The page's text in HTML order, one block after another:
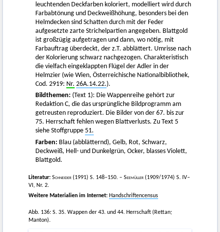
leuchtenden Deckfarben koloriert, modelliert wird durch
Farbabtönung und Deckweißhöhung, besonders bei den
Helmdecken sind Schatten durch mit der Feder
aufgesetzte zarte Strichelpartien angegeben. Blattgold
ist großzügig aufgetragen und dann, wo nötig, mit
Farbauftrag überdeckt, der z.T. abblättert. Umrisse nach
der Kolorierung schwarz nachgezogen. Charakteristisch
die vielfach eingeklappten Flügel der Adler in der
Helmzier (wie Wien, Österreichische Nationalbibliothek,
Cod. 2919: Nr. 26A.14.22.).
Bildthemen: (Text 1): Die Wappenreihe gehört zur
Redaktion C, die das ursprüngliche Bildprogramm am
getreusten reproduziert. Die Bilder von der 67. bis zur
75. Herrschaft fehlen wegen Blattverlusts. Zu Text 5
siehe Stoffgruppe 51.
Farben: Blau (abblätternd), Gelb, Rot, Schwarz,
Deckweiß, Hell- und Dunkelgrün, Ocker, blasses Violett,
Blattgold.
Literatur: Schneider (1991) S. 148–150. – Seemüller (1909/1974) S. IV–
VI, Nr. 2.
Weitere Materialien im Internet: Handschriftencensus
Abb. 136: S. 35. Wappen der 43. und 44. Herrschaft (Rettan;
Manton).